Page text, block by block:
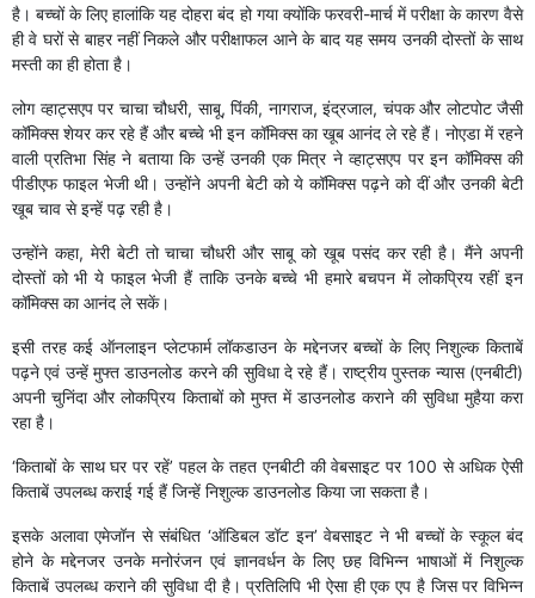
है। बच्चों के लिए हालांकि यह दोहरा बंद हो गया क्योंकि फरवरी-मार्च में परीक्षा के कारण वैसे
ही वे घरों से बाहर नहीं निकले और परीक्षाफल आने के बाद यह समय उनकी दोस्तों के साथ
मस्ती का ही होता है।
लोग व्हाट्सएप पर चाचा चौधरी, साबू, पिंकी, नागराज, इंद्रजाल, चंपक और लोटपोट जैसी
कॉमिक्स शेयर कर रहे हैं और बच्चे भी इन कॉमिक्स का खूब आनंद ले रहे हैं। नोएडा में रहने
वाली प्रतिभा सिंह ने बताया कि उन्हें उनकी एक मित्र ने व्हाट्सएप पर इन कॉमिक्स की
पीडीएफ फाइल भेजी थी। उन्होंने अपनी बेटी को ये कॉमिक्स पढ़ने को दीं और उनकी बेटी
खूब चाव से इन्हें पढ़ रही है।
उन्होंने कहा, मेरी बेटी तो चाचा चौधरी और साबू को खूब पसंद कर रही है। मैंने अपनी
दोस्तों को भी ये फाइल भेजी हैं ताकि उनके बच्चे भी हमारे बचपन में लोकप्रिय रहीं इन
कॉमिक्स का आनंद ले सकें।
इसी तरह कई ऑनलाइन प्लेटफार्म लॉकडाउन के मद्देनजर बच्चों के लिए निशुल्क किताबें
पढ़ने एवं उन्हें मुफ्त डाउनलोड करने की सुविधा दे रहे हैं। राष्ट्रीय पुस्तक न्यास (एनबीटी)
अपनी चुनिंदा और लोकप्रिय किताबों को मुफ्त में डाउनलोड कराने की सुविधा मुहैया करा
रहा है।
‘किताबों के साथ घर पर रहें’ पहल के तहत एनबीटी की वेबसाइट पर 100 से अधिक ऐसी
किताबें उपलब्ध कराई गई हैं जिन्हें निशुल्क डाउनलोड किया जा सकता है।
इसके अलावा एमेजॉन से संबंधित ‘ऑडिबल डॉट इन’ वेबसाइट ने भी बच्चों के स्कूल बंद
होने के मद्देनजर उनके मनोरंजन एवं ज्ञानवर्धन के लिए छह विभिन्न भाषाओं में निशुल्क
किताबें उपलब्ध कराने की सुविधा दी है। प्रतिलिपि भी ऐसा ही एक एप है जिस पर विभिन्न